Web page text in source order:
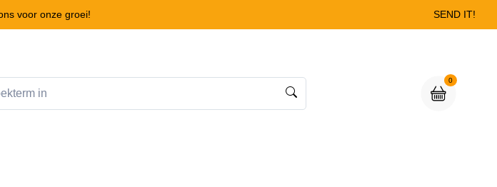
voor onze groei! SEND IT!
0